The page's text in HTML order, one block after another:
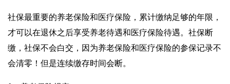
社保最重要的养老保险和医疗保险，累计缴纳足够的年限，
才可以在退休之后享受养老待遇和医疗保险待遇。社保断
缴，社保不会白交，因为养老保险和医疗保险的参保记录不
会清零！但是连续缴存时间会断。